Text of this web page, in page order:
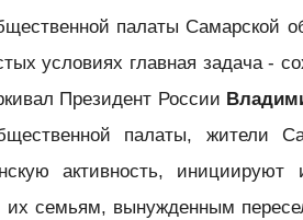
палаты Самарской
условиях главная задача -
Президент России
палаты, жители
активность,
их семьям, вынужденным